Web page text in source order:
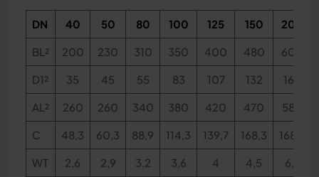
DN 40 50 80 100 125 150 200
BL² 200 230 310 350 400 480 600
D1² 35 45 55 83 107 132 160
AL ² 260 260 340 380 420 470 580
C 48,3 60,3 88,9 114,3 139,7 168,3 168,3
WT 2,6 2,9 3,2 3,6 4 4,5 6,3